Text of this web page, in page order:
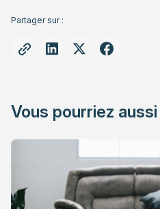
Partager sur :
Vous pourriez